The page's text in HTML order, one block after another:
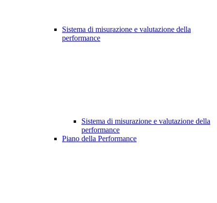
Sistema di misurazione e valutazione della
performance
Sistema di misurazione e valutazione della
performance
Piano della Performance